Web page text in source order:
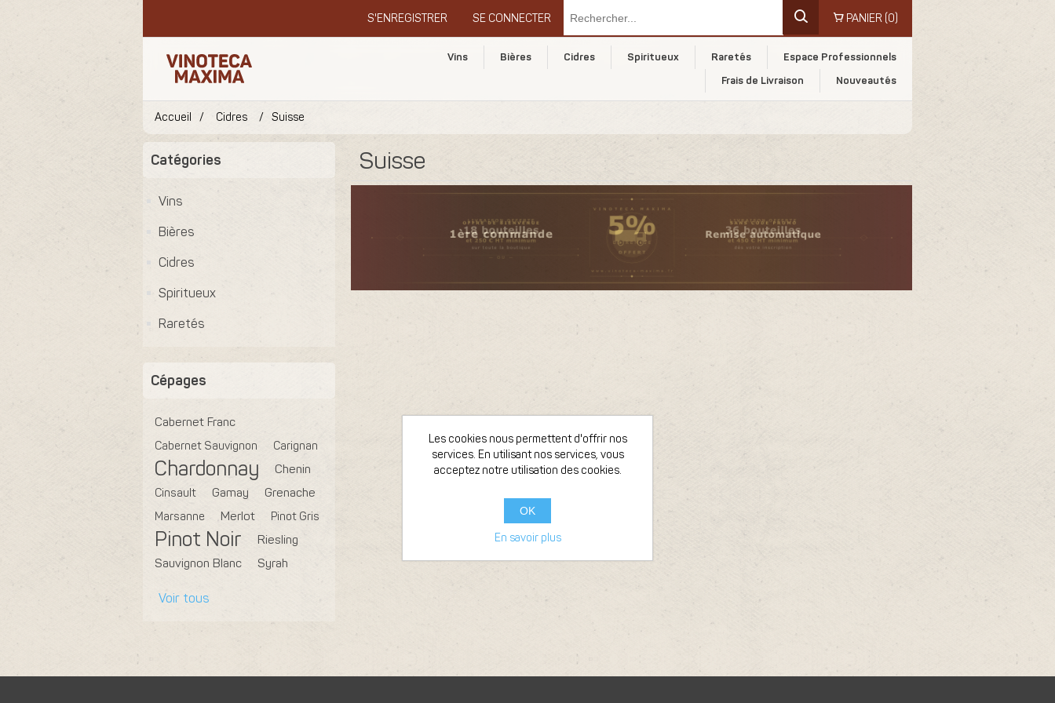
S'ENREGISTRER SE CONNECTER PANIER (0)
Vins Bières Cidres Spiritueux Raretés
Espace Professionnels
Frais de Livraison
Nouveautés
Accueil / Cidres / Suisse
Catégories
Vins
Bières
Cidres
Spiritueux
Raretés
Cépages
Cabernet Franc
Cabernet Sauvignon
Carignan
Chardonnay
Chenin
Cinsault
Gamay
Grenache
Marsanne
Merlot Pinot Gris
Pinot Noir
Riesling
Sauvignon Blanc
Syrah
Voir tous
Suisse
Les cookies nous permettent d'offrir nos
services. En utilisant nos services, vous
acceptez notre utilisation des cookies.
OK
En savoir plus